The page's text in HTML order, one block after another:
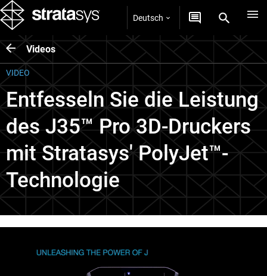
Deutsch
Videos
VIDEO
Entfesseln Sie die Leistung
des J35™ Pro 3D-Druckers
mit Stratasys' PolyJet™-
Technologie